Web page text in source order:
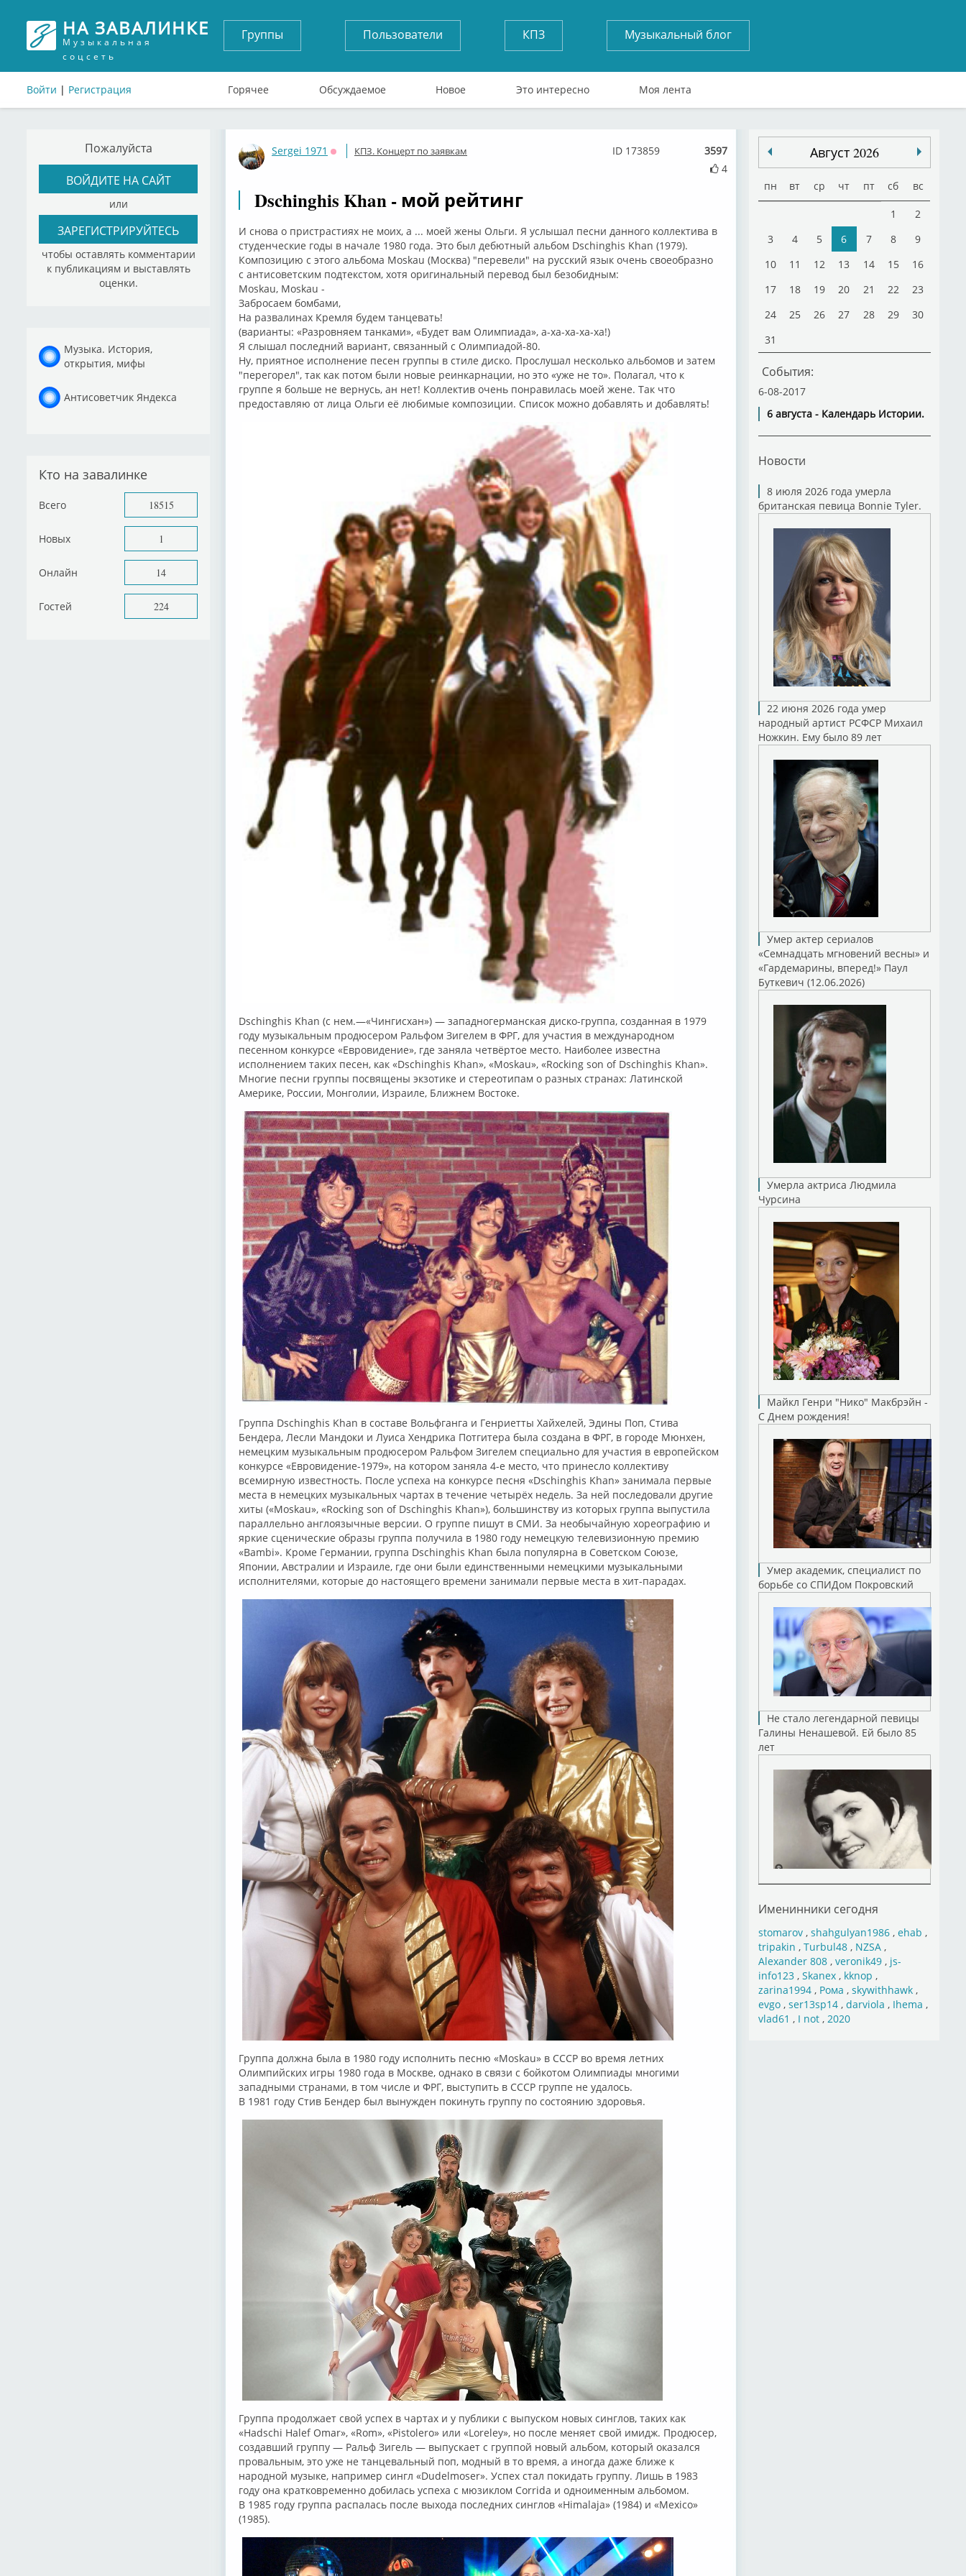
НА ЗАВАЛИНКЕ
Музыкальная
соцсеть
Войти | Регистрация
Группы Пользователи КПЗ Музыкальный блог
Горячее Обсуждаемое Новое Это интересно Моя лента
Пожалуйста
ВОЙДИТЕ НА САЙТ
или
ЗАРЕГИСТРИРУЙТЕСЬ
чтобы оставлять комментарии
к публикациям и выставлять
оценки.
Музыка. История,
открытия, мифы
Антисоветчик Яндекса
Кто на завалинке
Всего 18515
Новых 1
Онлайн 14
Гостей 224
Sergei 1971
Оффлайн
КПЗ. Концерт по заявкам
3597
4
ID 173859
Dschinghis Khan - мой рейтинг
И снова о пристрастиях не моих, а ... моей жены Ольги. Я услышал песни данного коллектива в
студенческие годы в начале 1980 года. Это был дебютный альбом Dschinghis Khan (1979).
Композицию с этого альбома Moskau (Москва) "перевели" на русский язык очень своеобразно
с антисоветским подтекстом, хотя оригинальный перевод был безобидным:
Moskau, Moskau -
Забросаем бомбами,
На развалинах Кремля будем танцевать!
(варианты: «Разровняем танками», «Будет вам Олимпиада», а-ха-ха-ха-ха!)
Я слышал последний вариант, связанный с Олимпиадой-80.
Ну, приятное исполнение песен группы в стиле диско. Прослушал несколько альбомов и затем
"перегорел", так как потом были новые реинкарнации, но это «уже не то». Полагал, что к
группе я больше не вернусь, ан нет! Коллектив очень понравилась моей жене. Так что
предоставляю от лица Ольги её любимые композиции. Список можно добавлять и добавлять!
Dschinghis Khan (с нем.—«Чингисхан») — западногерманская диско-группа, созданная в 1979
году музыкальным продюсером Ральфом Зигелем в ФРГ, для участия в международном
песенном конкурсе «Евровидение», где заняла четвёртое место. Наиболее известна
исполнением таких песен, как «Dschinghis Khan», «Moskau», «Rocking son of Dschinghis Khan».
Многие песни группы посвящены экзотике и стереотипам о разных странах: Латинской
Америке, России, Монголии, Израиле, Ближнем Востоке.
Группа Dschinghis Khan в составе Вольфганга и Генриетты Хайхелей, Эдины Поп, Стива
Бендера, Лесли Мандоки и Луиса Хендрика Потгитера была создана в ФРГ, в городе Мюнхен,
немецким музыкальным продюсером Ральфом Зигелем специально для участия в европейском
конкурсе «Евровидение-1979», на котором заняла 4-е место, что принесло коллективу
всемирную известность. После успеха на конкурсе песня «Dschinghis Khan» занимала первые
места в немецких музыкальных чартах в течение четырёх недель. За ней последовали другие
хиты («Moskau», «Rocking son of Dschinghis Khan»), большинству из которых группа выпустила
параллельно англоязычные версии. О группе пишут в СМИ. За необычайную хореографию и
яркие сценические образы группа получила в 1980 году немецкую телевизионную премию
«Bambi». Кроме Германии, группа Dschinghis Khan была популярна в Советском Союзе,
Японии, Австралии и Израиле, где они были единственными немецкими музыкальными
исполнителями, которые до настоящего времени занимали первые места в хит-парадах.
Группа должна была в 1980 году исполнить песню «Moskau» в СССР во время летних
Олимпийских игры 1980 года в Москве, однако в связи с бойкотом Олимпиады многими
западными странами, в том числе и ФРГ, выступить в СССР группе не удалось.
В 1981 году Стив Бендер был вынужден покинуть группу по состоянию здоровья.
Группа продолжает свой успех в чартах и у публики с выпуском новых синглов, таких как
«Hadschi Halef Omar», «Rom», «Pistolero» или «Loreley», но после меняет свой имидж. Продюсер,
создавший группу — Ральф Зигель — выпускает с группой новый альбом, который оказался
провальным, это уже не танцевальный поп, модный в то время, а иногда даже ближе к
народной музыке, например сингл «Dudelmoser». Успех стал покидать группу. Лишь в 1983
году она кратковременно добилась успеха с мюзиклом Corrida и одноименным альбомом.
В 1985 году группа распалась после выхода последних синглов «Himalaja» (1984) и «Mexico»
(1985).
Август 2026
пн вт ср чт пт сб вс
1
2
3
4 5 6 7 8
9
10
11 12 13 14 15
16
17
18 19 20 21 22
23
24
25 26 27 28 29
30
31
События:
6-08-2017
6 августа - Календарь Истории.
Новости
8 июля 2026 года умерла
британская певица Bonnie Tyler.
22 июня 2026 года умер
народный артист РСФСР Михаил
Ножкин. Ему было 89 лет
Умер актер сериалов
«Семнадцать мгновений весны» и
«Гардемарины, вперед!» Паул
Буткевич (12.06.2026)
Умерла актриса Людмила
Чурсина
Майкл Генри "Нико" Макбрэйн -
С Днем рождения!
Умер академик, специалист по
борьбе со СПИДом Покровский
Не стало легендарной певицы
Галины Ненашевой. Ей было 85
лет
Именинники сегодня
stomarov, shahgulyan1986, ehab ,
tripakin , Turbul48, NZSA,
Alexander 808, veronik49, js-
info123, Skanex, kknop ,
zarina1994, Рома , skywithhawk,
evgo, ser13sp14, darviola , Ihema ,
vlad61 , I not, 2020